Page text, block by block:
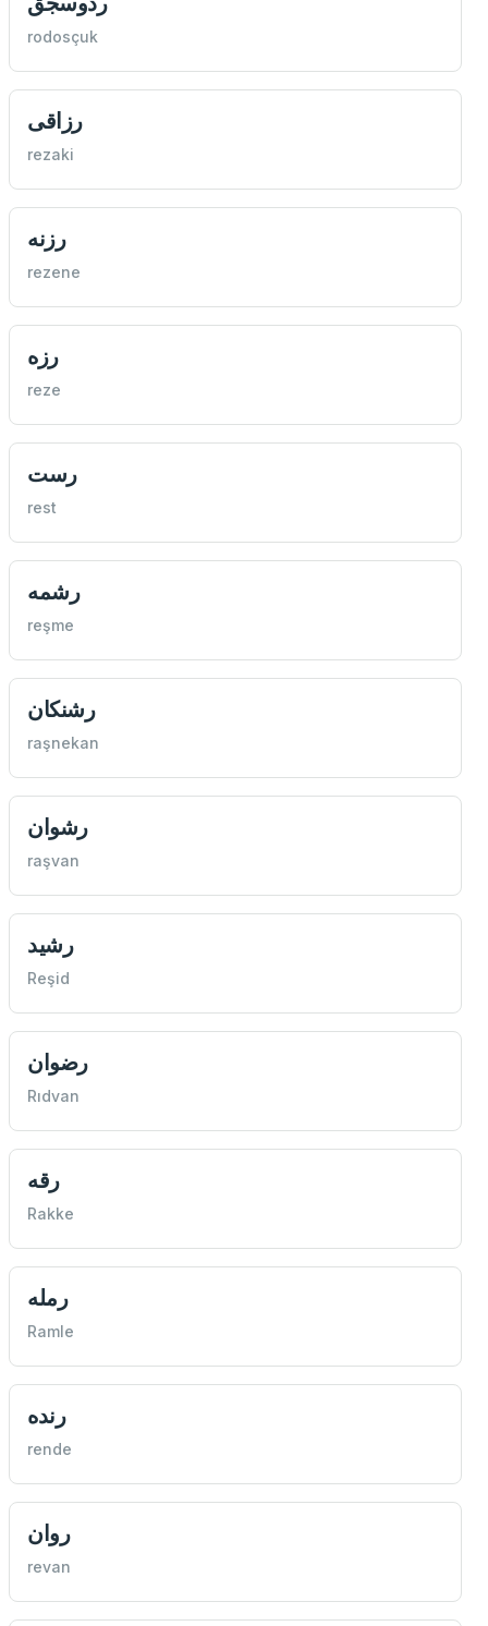
rodosçuk
رزاقی
rezaki
رزنه
rezene
رزه
reze
رست
rest
رشمه
reşme
رشنكان
raşnekan
رشوان
raşvan
رشيد
Reşid
رضوان
Rıdvan
رقه
Rakke
رمله
Ramle
رنده
rende
روان
revan